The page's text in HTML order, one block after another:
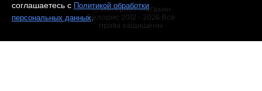
соглашаетесь с Политикой обработки
персональных данных.
Ⓒ Интернет-магазин
Белорис 2012 - 2026 Все
права защищены